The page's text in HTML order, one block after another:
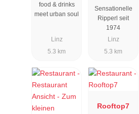
food & drinks
meet urban soul
Linz
5.3 km
Sensationelle
Ripperl seit
1974
Linz
5.3 km
Rooftop7